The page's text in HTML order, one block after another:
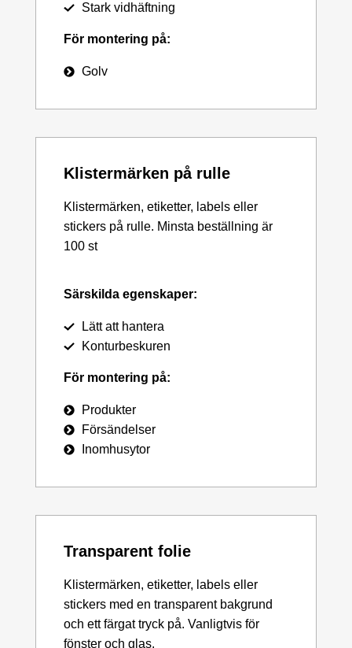
Stark vidhäftning
För montering på:
Golv
Klistermärken på rulle
Klistermärken, etiketter, labels eller
stickers på rulle. Minsta beställning är
100 st
Särskilda egenskaper:
Lätt att hantera
Konturbeskuren
För montering på:
Produkter
Försändelser
Inomhusytor
Transparent folie
Klistermärken, etiketter, labels eller
stickers med en transparent bakgrund
och ett färgat tryck på. Vanligtvis för
fönster och glas.